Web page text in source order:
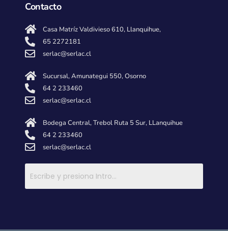
Contacto
Casa Matríz Valdivieso 610, Llanquihue,
65 2272181
serlac@serlac.cl
Sucursal, Amunategui 550, Osorno
64 2 233460
serlac@serlac.cl
Bodega Central, Trebol Ruta 5 Sur, LLanquihue
64 2 233460
serlac@serlac.cl